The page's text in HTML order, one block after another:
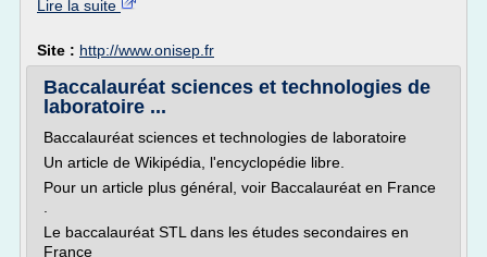
Lire la suite
Site : http://www.onisep.fr
Baccalauréat sciences et technologies de
laboratoire ...
Baccalauréat sciences et technologies de laboratoire
Un article de Wikipédia, l'encyclopédie libre.
Pour un article plus général, voir Baccalauréat en France
Le baccalauréat STL dans les études secondaires en
France